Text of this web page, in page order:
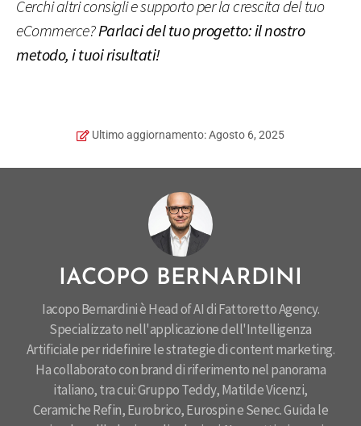
Cerchi altri consigli e supporto per la crescita del tuo
eCommerce?Parlaci del tuo progetto: il nostro
metodo, i tuoi risultati!
Ultimo aggiornamento: Agosto 6, 2025
IACOPO BERNARDINI
Iacopo Bernardini è Head of AI di Fattoretto Agency.
Specializzato nell'applicazione dell'Intelligenza
Artificiale per ridefinire le strategie di content marketing.
Ha collaborato con brand di riferimento nel panorama
italiano, tra cui: Gruppo Teddy, Matilde Vicenzi,
Ceramiche Refin, Eurobrico, Eurospin e Senec. Guida le